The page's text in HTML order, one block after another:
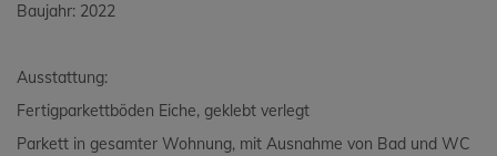
Baujahr: 2022
Ausstattung:
Fertigparkettböden Eiche, geklebt verlegt
Parkett in gesamter Wohnung, mit Ausnahme von Bad und WC